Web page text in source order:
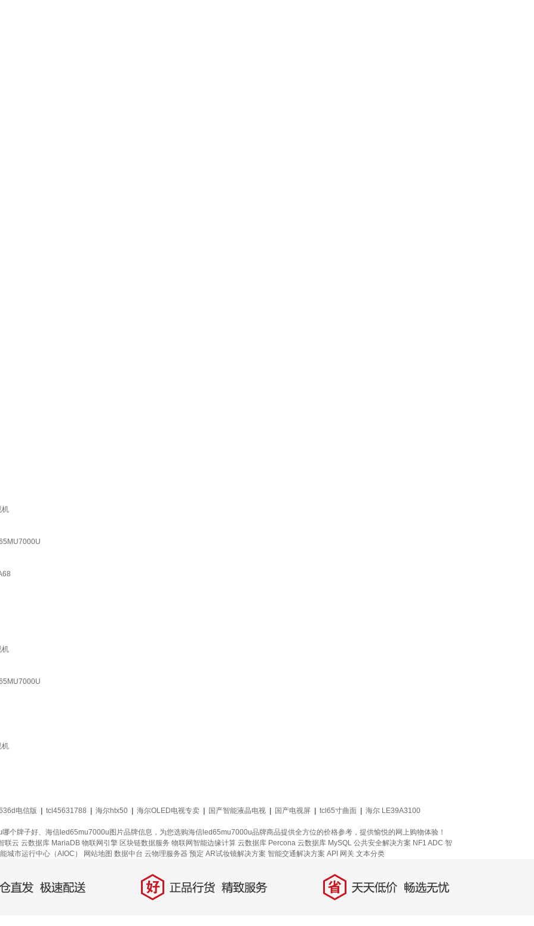
机
机
机
电信版 tcl45631788 海尔htx50 海尔OLED电视专卖 国产智能液晶电视 国产电视屏 tcl65寸曲面
海尔 LE39A3100
牌子好、海信led65mu7000u图片品牌信息，为您选购海信led65mu7000u品牌商品提供全方位的价格参考，提供愉悦的网上购物体验！
联云 云数据库 MariaDB 物联网引擎 区块链数据服务 物联网智能边缘计算 云数据库 Percona 云数据库 MySQL 公共安全解决方案 NF1 ADC 智
城市运行中心（AIOC） 网站地图 数据中台 云物理服务器 预定 AR试妆镜解决方案 智能交通解决方案 API 网关 文本分类
发，极速配送 好 正品行货，精致服务 省 天天低价，畅选无忧